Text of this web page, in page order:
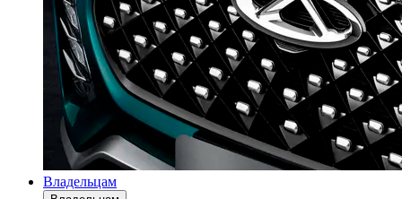
Владельцам